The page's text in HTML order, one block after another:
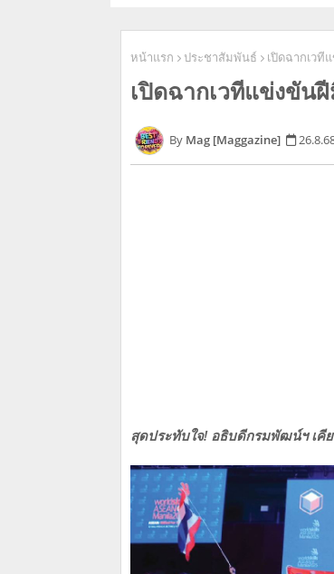
หน้าแรก ประชาสัมพันธ์ เปิดฉากเวที
เปิดฉากเวทีแข่งขัน
Mag [Maggazine]
สุดประทับใจ! อธิบดีกรมพัฒน์ฯ เคี